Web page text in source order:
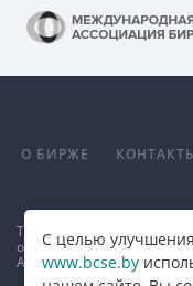
О БИРЖЕ
Телефон
office@bcse.by .
Адрес: 220013 г. Минск
С целью
www.bcse.by